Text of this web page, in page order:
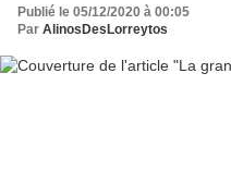
Publié le 05/12/2020 à 00:05
Par AlinosDesLorreytos